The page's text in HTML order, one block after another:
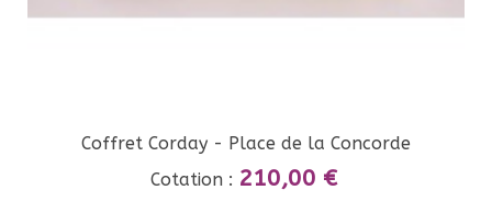
Coffret Corday - Place de la Concorde
Cotation : 210,00 €